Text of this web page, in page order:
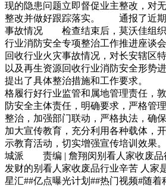
现的隐患问题立即督促业主整改，对
整改并做好跟踪落实。 通报了近期
事故情况 检查结束后，莫沃佳组织
行业消防安全专项整治工作推进座谈
回收行业火灾事故情况，对长安辖区
以及再生资源回收行业消防安全形势
提出了具体整治措施和工作要求。
格履行好行业监管和属地管理责任，
防安全主体责任，明确要求，严格管
整治，加强部门联动，严格执法，确
加大宣传教育，充分利用各种载体，
示教育活动，切实增强宣传培训效
城派 责编 | 詹翔闵别看人家收废品
发财的别看人家收废品行业辛苦 人家
星汇##亿点曝光计划##热门视频#随